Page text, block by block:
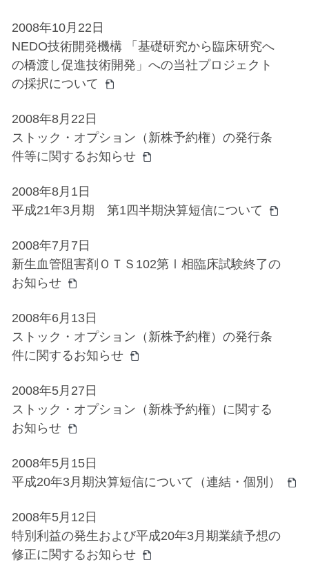
2008年10月22日
NEDO技術開発機構 「基礎研究から臨床研究へ
の橋渡し促進技術開発」への当社プロジェクト
の採択について
2008年8月22日
ストック・オプション（新株予約権）の発行条
件等に関するお知らせ
2008年8月1日
平成21年3月期 第1四半期決算短信について
2008年7月7日
新生血管阻害剤ＯＴＳ102第Ⅰ相臨床試験終了の
お知らせ
2008年6月13日
ストック・オプション（新株予約権）の発行条
件に関するお知らせ
2008年5月27日
ストック・オプション（新株予約権）に関する
お知らせ
2008年5月15日
平成20年3月期決算短信について（連結・個別）
2008年5月12日
特別利益の発生および平成20年3月期業績予想の
修正に関するお知らせ